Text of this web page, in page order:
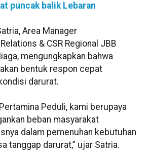
puncak balik Lebaran
Area Manager
& CSR Regional JBB
mengungkapkan bahwa
bentuk respon cepat
darurat.
Peduli, kami berupaya
beban masyarakat
dalam pemenuhan kebutuhan
tanggap darurat,” ujar Satria.